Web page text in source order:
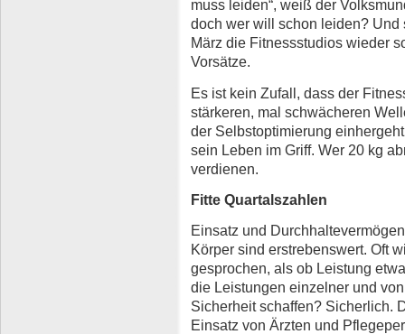
muss leiden“, weiß der
doch wer will schon leiden? Und
März die Fitnessstudios wieder
Vorsätze.
Es ist kein Zufall, dass der
stärkeren, mal schwächeren
der Selbstoptimierung
sein Leben im Griff. Wer 20 kg
verdienen.
Fitte Quartalszahlen
Einsatz und
Körper sind erstrebenswert. Oft
gesprochen, als ob Leistung
die Leistungen einzelner und
Sicherheit schaffen? Sicherlich.
Einsatz von Ärzten und